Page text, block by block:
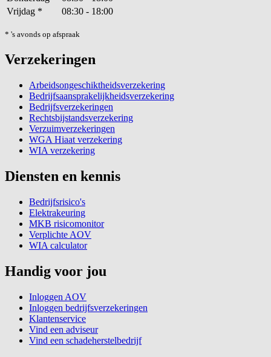
Vrijdag * 08:30 - 18:00
* 's avonds op afspraak
Verzekeringen
Arbeidsongeschiktheidsverzekering
Bedrijfsaansprakelijkheidsverzekering
Bedrijfsverzekeringen
Rechtsbijstandsverzekering
Verzuimverzekeringen
WGA Hiaat verzekering
WIA verzekering
Diensten en kennis
Bedrijfsrisico's
Elektrakeuring
MKB risicomonitor
Verplichte AOV
WIA calculator
Handig voor jou
Inloggen AOV
Inloggen bedrijfsverzekeringen
Klantenservice
Vind een adviseur
Vind een schadeherstelbedrijf